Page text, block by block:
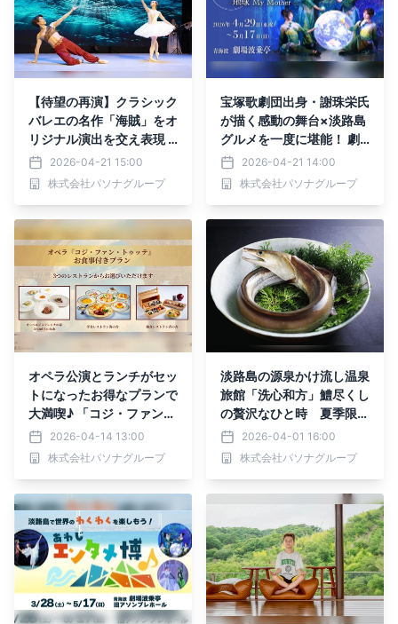
【待望の再演】クラシック
バレエの名作「海賊」をオ
リジナル演出を交え表現 P
ASONA Awaji World Ball
et『Pirates 〜海賊と浦島
太郎 竜宮城への航海〜』
2026-04-21 15:00
株式会社パソナグループ
宝塚歌劇団出身・謝珠栄氏
が描く感動の舞台×淡路島
グルメを一度に堪能！ 劇
場 波乗亭『瑠璃の音色～
地球My Mother～』コラ
ボプラン4月29日より登場
2026-04-21 14:00
株式会社パソナグループ
オペラ公演とランチがセッ
トになったお得なプランで
大満喫♪ 「コジ・ファン・
トゥッテ」×淡路島西海岸
コラボプラン6月6日、7日
限定販売！ ～ 4月15日よ
2026-04-14 13:00
株式会社パソナグループ
淡路島の源泉かけ流し温泉
旅館「洗心和方」鱧尽くし
の贅沢なひと時 夏季限定
淡路島産『鱧コースプラ
ン』6月1日より提供開始
2026-04-01 16:00
株式会社パソナグループ